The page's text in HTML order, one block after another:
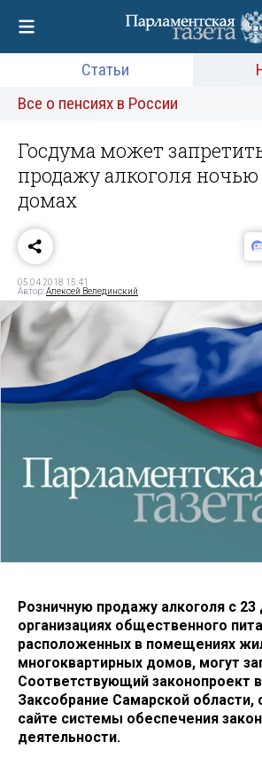
Статьи
Все о пенсиях в России
Госдума может
продажу алкоголя
домах
05.04.2018 15:41
Автор:Алексей Велединский
Розничную продажу алкоголя с 23
организациях общественного
расположенных в помещениях
многоквартирных домов, могут
Соответствующий законопроект
Заксобрание Самарской области,
сайте системы обеспечения
деятельности.